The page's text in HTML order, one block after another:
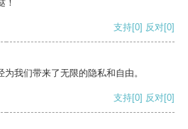
！
支持[0] 反对[0]
我们带来了无限的隐私和自由。
支持[0] 反对[0]